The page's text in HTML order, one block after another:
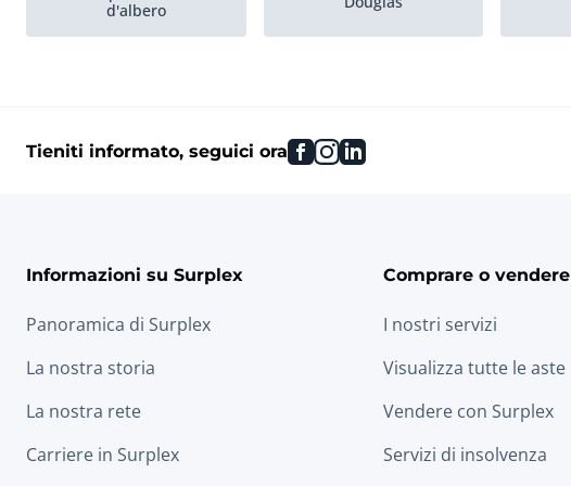
d'albero
OSB
Tieniti informato, seguici ora facebook
instagram
linkedin
Informazioni su Surplex
Panoramica di Surplex
La nostra storia
La nostra rete
Carriere in Surplex
Comprare o vendere
I nostri servizi
Visualizza tutte le aste
Vendere con Surplex
Servizi di insolvenza